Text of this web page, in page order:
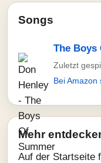
Songs
The Boys
Zuletzt
Bei Amazon
Mehr
Auf der Startseite